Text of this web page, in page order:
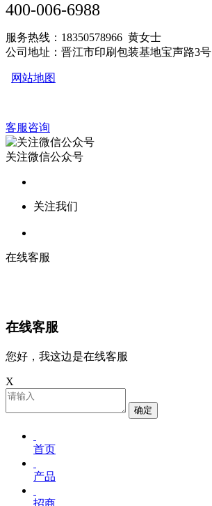
400-006-6988
服务热线：18350578966 黄女士
公司地址：晋江市印刷包装基地宝声路3号
网站地图
客服咨询
关注微信公众号
关注我们
在线客服
在线客服
您好，我这边是在线客服
X
确定
首页
产品
招商